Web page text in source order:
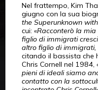
Nel frattempo, Kim
giugno con la sua
the Superunknown
cui: «Racconterò la
figlio di immigrati
altro figlio di
citando il bassista che
Chris Cornell nel 1984,
pieni di ideali siamo
contatto con la